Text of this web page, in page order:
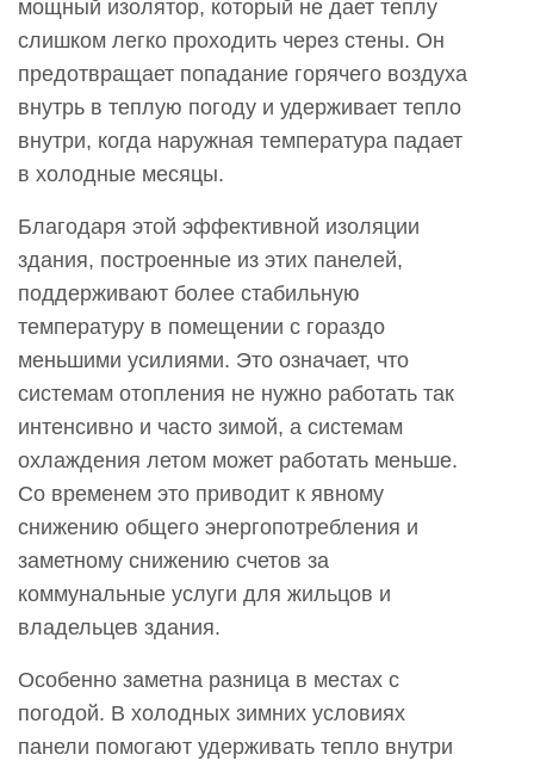
мощный изолятор, который не дает теплу
слишком легко проходить через стены. Он
предотвращает попадание горячего воздуха
внутрь в теплую погоду и удерживает тепло
внутри, когда наружная температура падает
в холодные месяцы.
Благодаря этой эффективной изоляции
здания, построенные из этих панелей,
поддерживают более стабильную
температуру в помещении с гораздо
меньшими усилиями. Это означает, что
системам отопления не нужно работать так
интенсивно и часто зимой, а системам
охлаждения летом может работать меньше.
Со временем это приводит к явному
снижению общего энергопотребления и
заметному снижению счетов за
коммунальные услуги для жильцов и
владельцев здания.
Особенно заметна разница в местах с
погодой. В холодных зимних условиях
панели помогают удерживать тепло внутри